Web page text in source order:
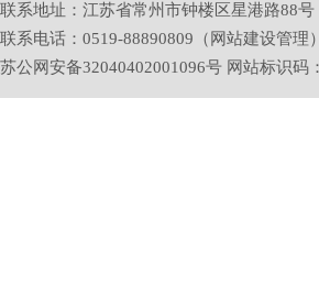
联系地址：江苏省常州市钟楼区星港路88
联系电话：0519-88890809（网站建设管理）
苏公网安备32040402001096号 网站标识码